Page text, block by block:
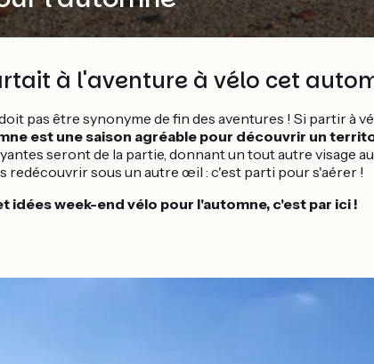
à l'aventure à vélo cet
pas être synonyme de fin des aventures ! Si partir à
est une saison agréable pour découvrir un
seront de la partie, donnant un tout autre visage
redécouvrir sous un autre œil : c'est parti pour s'aérer !
idées week-end vélo pour l'automne, c'est par ici !